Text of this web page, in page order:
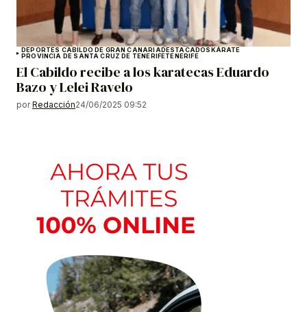
DEPORTES CABILDO DE GRAN CANARIADESTACADOSKÁRATE
PROVINCIA DE SANTA CRUZ DE TENERIFETENERIFE
El Cabildo recibe a los karatecas Eduardo
Bazo y Lelei Ravelo
por Redacción24/06/2025 09:52